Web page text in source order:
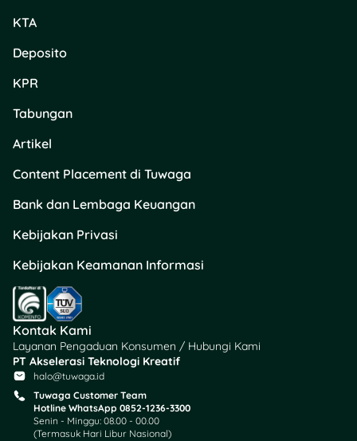
KTA
Deposito
KPR
Tabungan
Artikel
Content Placement di Tuwaga
Bank dan Lembaga Keuangan
Kebijakan Privasi
Kebijakan Keamanan Informasi
Kontak Kami
Layanan Pengaduan Konsumen / Hubungi Kami
PT Akselerasi Teknologi Kreatif
halo@tuwaga.id
Tuwaga Customer Team
Hotline WhatsApp 0852-1236-3300
Senin - Minggu: 08.00 - 00.00
(Termasuk Hari Libur Nasional)